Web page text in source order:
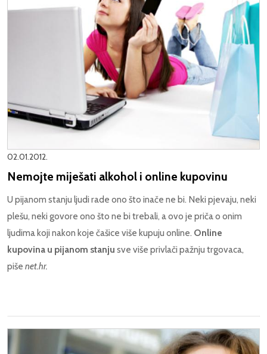
02.01.2012.
Nemojte miješati alkohol i online kupovinu
U pijanom stanju ljudi rade ono što inače ne bi. Neki pjevaju, neki
plešu, neki govore ono što ne bi trebali, a ovo je priča o onim
ljudima koji nakon koje čašice više kupuju online. Online
kupovina u pijanom stanju sve više privlači pažnju trgovaca,
piše net.hr.